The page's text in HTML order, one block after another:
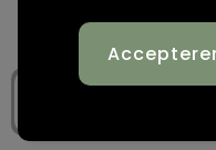
Reistassen
Rugzakken
Vesten bedrukken
Schoenen